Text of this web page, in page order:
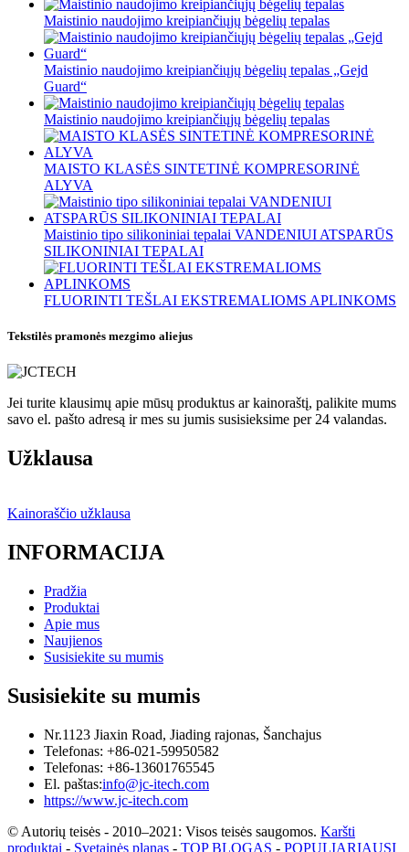
Maistinio naudojimo kreipiančiųjų bėgelių tepalas
Maistinio naudojimo kreipiančiųjų bėgelių tepalas „Gejd
Guard“
Maistinio naudojimo kreipiančiųjų bėgelių tepalas
MAISTO KLASĖS SINTETINĖ KOMPRESORINĖ
ALYVA
Maistinio tipo silikoniniai tepalai VANDENIUI ATSPARŪS
SILIKONINIAI TEPALAI
FLUORINTI TEŠLAI EKSTREMALIOMS APLINKOMS
Tekstilės pramonės mezgimo aliejus
Jei turite klausimų apie mūsų produktus ar kainoraštį, palikite mums
savo el. pašto adresą ir mes su jumis susisieksime per 24 valandas.
Užklausa
Kainoraščio užklausa
INFORMACIJA
Pradžia
Produktai
Apie mus
Naujienos
Susisiekite su mumis
Susisiekite su mumis
Nr.1123 Jiaxin Road, Jiading rajonas, Šanchajus
Telefonas: +86-021-59950582
Telefonas: +86-13601765545
El. paštas:info@jc-itech.com
https://www.jc-itech.com
© Autorių teisės - 2010–2021: Visos teisės saugomos. Karšti
produktai - Svetainės planas - TOP BLOGAS - POPULIARIAUSI